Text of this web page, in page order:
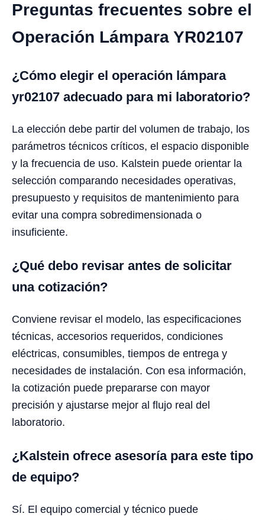
Preguntas frecuentes sobre el
Operación Lámpara YR02107
¿Cómo elegir el operación lámpara
yr02107 adecuado para mi laboratorio?
La elección debe partir del volumen de trabajo, los
parámetros técnicos críticos, el espacio disponible
y la frecuencia de uso. Kalstein puede orientar la
selección comparando necesidades operativas,
presupuesto y requisitos de mantenimiento para
evitar una compra sobredimensionada o
insuficiente.
¿Qué debo revisar antes de solicitar
una cotización?
Conviene revisar el modelo, las especificaciones
técnicas, accesorios requeridos, condiciones
eléctricas, consumibles, tiempos de entrega y
necesidades de instalación. Con esa información,
la cotización puede prepararse con mayor
precisión y ajustarse mejor al flujo real del
laboratorio.
¿Kalstein ofrece asesoría para este tipo
de equipo?
Sí. El equipo comercial y técnico puede